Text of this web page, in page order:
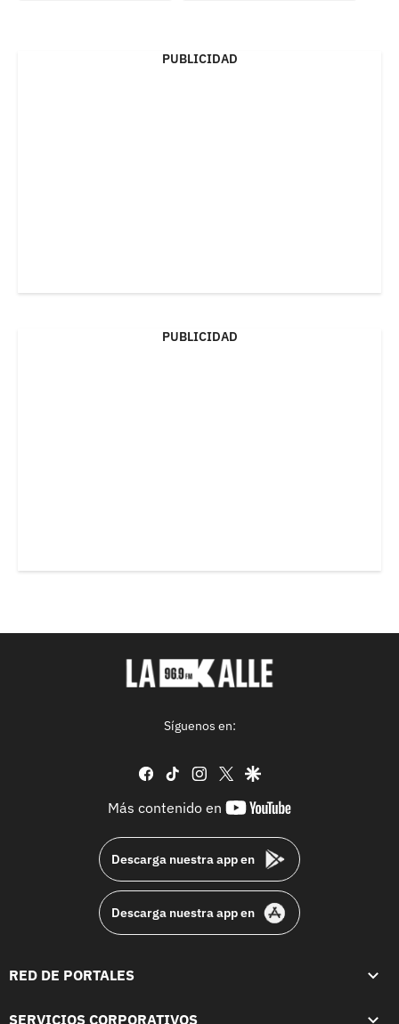
PUBLICIDAD
PUBLICIDAD
Síguenos en:
facebook
tiktok instagram
twittergoogle
Más contenido en
youtube-
Descarga nuestra app en
Descarga nuestra app en
RED DE PORTALES
SERVICIOS CORPORATIVOS